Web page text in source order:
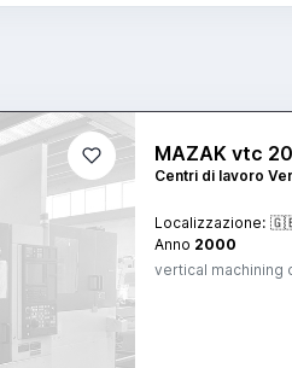
MAZAK vtc
Centri di lavoro
Localizzazione:
Anno 2000
vertical machining